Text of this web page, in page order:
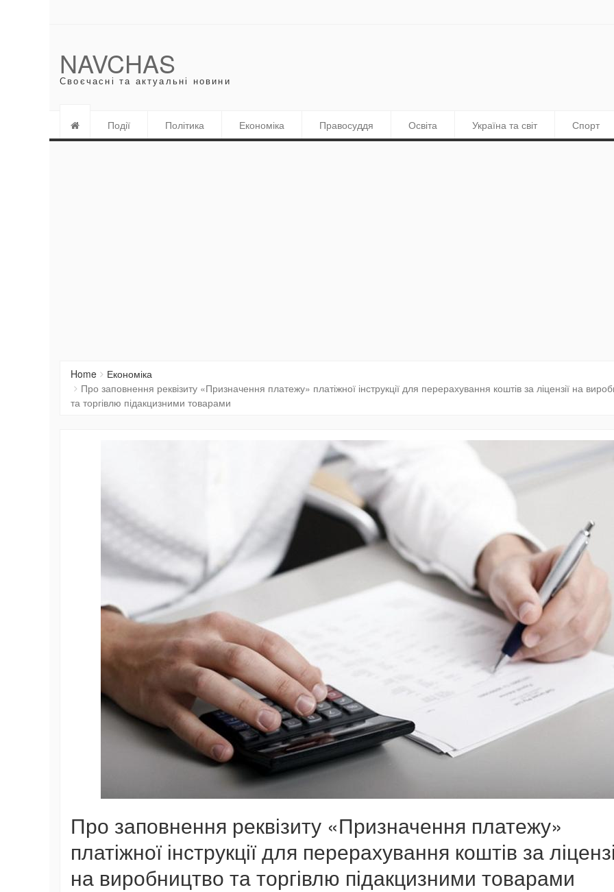
NAVCHAS
Своєчасні та актуальні новини
Події Політика Економіка Правосуддя Освіта Україна та світ Спорт
Home
Економіка
Про заповнення реквізиту «Призначення платежу» платіжної інструкції для перерахування коштів за ліцензії на
та торгівлю підакцизними товарами
Про заповнення реквізиту «Призначення платежу»
платіжної інструкції для перерахування коштів за
на виробництво та торгівлю підакцизними товарами